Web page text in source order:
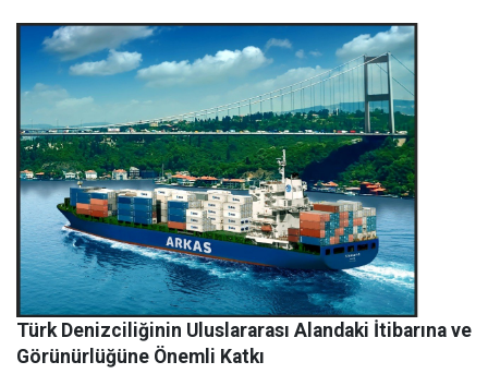
Türk Denizciliğinin Uluslararası Alandaki İtibarına ve
Görünürlüğüne Önemli Katkı